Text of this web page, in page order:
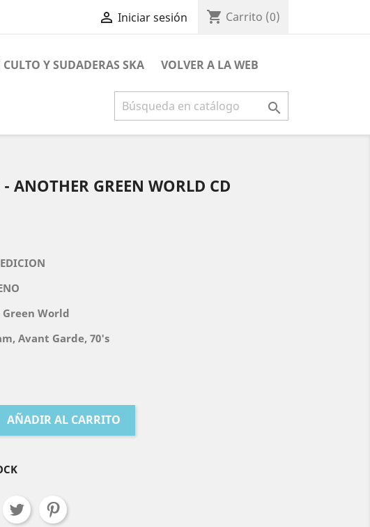
 Iniciar sesión shopping_cart Carrito (0)
Y SUDADERAS SKA VOLVER A LA WEB

ANOTHER GREEN WORLD CD
World
Avant Garde, 70's
AÑADIR AL CARRITO